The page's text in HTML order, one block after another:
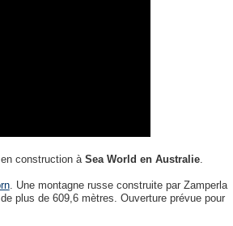
construction à Sea World en Australie.
. Une montagne russe construite par Zamperla
plus de 609,6 mètres. Ouverture prévue pour